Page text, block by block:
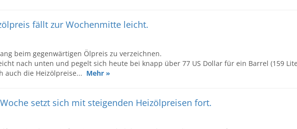
fällt zur Wochenmitte leicht.
beim gegenwärtigen Ölpreis zu verzeichnen.
nach unten und pegelt sich heute bei knapp über 77 US Dollar für ein Barrel (159
auch die Heizölpreise... Mehr »
setzt sich mit steigenden Heizölpreisen fort.